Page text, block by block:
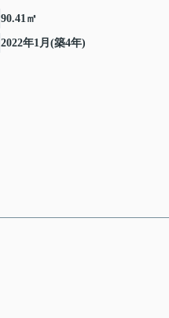
90.41㎡
2022年1月(築4年)